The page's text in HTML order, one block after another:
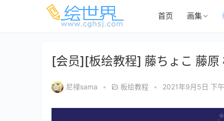
首页 画集
[会员][板绘教程] 藤ちょこ 藤原
尼禄sama • 板绘教程 • 2021年9月5日 下